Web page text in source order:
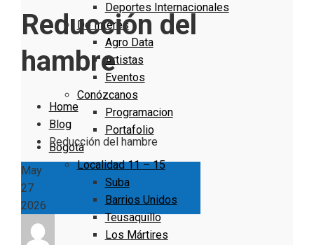
Deportes Internacionales
De Interés
Agro Data
Artistas
Eventos
Conózcanos
Programacion
Portafolio
Bogotá
Localidad 11 – 15
Suba
Barrios Unidos
Teusaquillo
Los Mártires
Reducción del
hambre
Home
Blog
Reducción del hambre
May
27
2026